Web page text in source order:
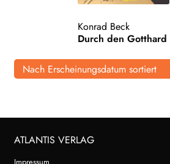
WEITERE VERLAGE
Search:
Konrad Beck
Durch den Gotthard
Nach Erscheinungsdatum sortiert
ATLANTIS VERLAG